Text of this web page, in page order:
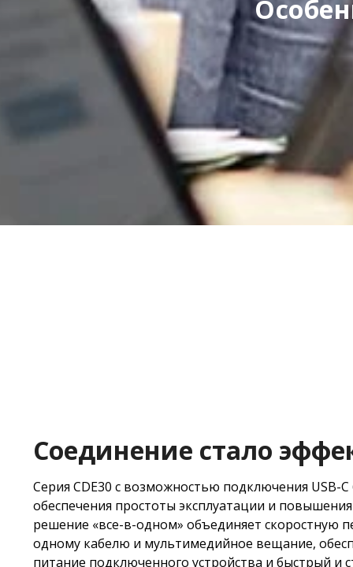
Соединение стало
​Серия CDE30 с возможностью подключения USB-
обеспечения простоты эксплуатации и
решение «все-в-одном» объединяет скоростную
одному кабелю и мультимедийное вещание,
питание подключенного устройства и быстрый и